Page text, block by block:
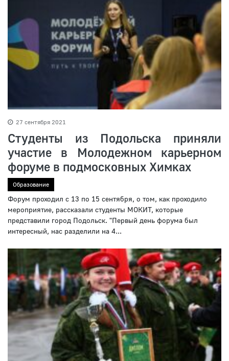
27 сентября 2021
Студенты из Подольска приняли
участие в Молодежном карьерном
форуме в подмосковных Химках
Образование
Форум проходил с 13 по 15 сентября, о том, как проходило
мероприятие, рассказали студенты МОКИТ, которые
представили город Подольск. "Первый день форума был
интересный, нас разделили на 4...